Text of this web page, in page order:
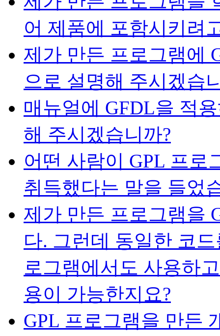
어 제품에 포함시키려
제가 만든 프로그램에
으로 설명해 주시겠습
매뉴얼에 GFDL을 적
해 주시겠습니까?
어떤 사람이 GPL 프로
취득했다는 말을 들었
제가 만든 프로그램을
다. 그런데 동일한 코
로그램에서도 사용하
용이 가능한지요?
GPL 프로그램을 만든